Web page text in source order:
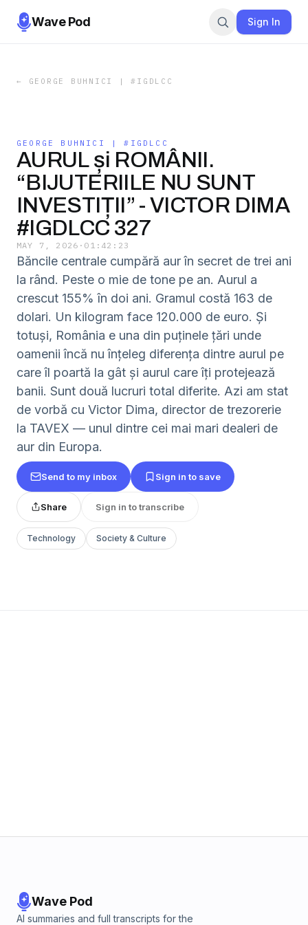
Wave Pod Sign In
← GEORGE BUHNICI | #IGDLCC
GEORGE BUHNICI | #IGDLCC
AURUL și ROMÂNII.
“BIJUTERIILE NU SUNT
INVESTIȚII” - VICTOR DIMA
#IGDLCC 327
MAY 7, 2026 · 01:42:23
Băncile centrale cumpără aur în secret de trei ani
la rând. Peste o mie de tone pe an. Aurul a
crescut 155% în doi ani. Gramul costă 163 de
dolari. Un kilogram face 120.000 de euro. Și
totuși, România e una din puținele țări unde
oamenii încă nu înțeleg diferența dintre aurul pe
care îl poartă la gât și aurul care îți protejează
banii. Sunt două lucruri total diferite. Azi am stat
de vorbă cu Victor Dima, director de trezorerie
la TAVEX — unul dintre cei mai mari dealeri de
aur din Europa.
Send to my inbox Sign in to save
Share Sign in to transcribe
Technology Society & Culture
Wave Pod
AI summaries and full transcripts for the